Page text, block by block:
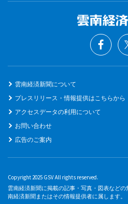
雲南経済新聞について
プレスリリース・情報提供はこちらから
アクセスデータの利用について
お問い合わせ
広告のご案内
Copyright 2025 GSV All rights reserved.
雲南経済新聞に掲載の記事・写真・図表など
南経済新聞またはその情報提供者に属します。